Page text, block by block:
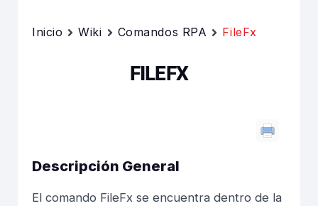
Inicio Wiki Comandos RPA FileFx
FILEFX
Descripción General
El comando FileFx se encuentra dentro de la